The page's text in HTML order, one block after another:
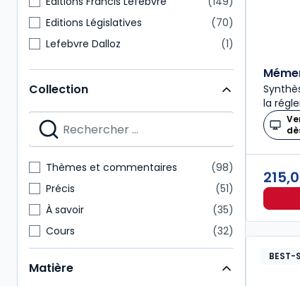
Editions Législatives
70
Lefebvre Dalloz
1
Collection
Thèmes et commentaires
98
Précis
51
À savoir
35
Cours
32
Codes Dalloz Professionnels
29
Mémentos
28
Matière
la
BEST-